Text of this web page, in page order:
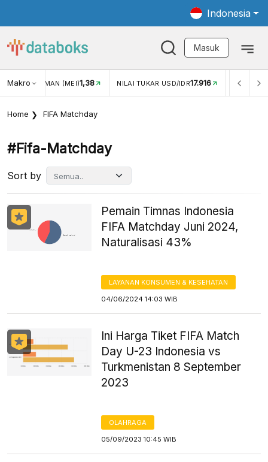
Indonesia
Masuk
MakroWISMAN (MEI)1,38 NILAI TUKAR USD/IDR17.916 INFLASI
Home FIFA Matchday
#fifa-Matchday
Sort by
Pemain Timnas Indonesia
FIFA Matchday Juni 2024,
Naturalisasi 43%
LAYANAN KONSUMEN & KESEHATAN
04/06/2024 14:03 WIB
Ini Harga Tiket FIFA Match
Day U-23 Indonesia vs
Turkmenistan 8 September
2023
OLAHRAGA
05/09/2023 10:45 WIB